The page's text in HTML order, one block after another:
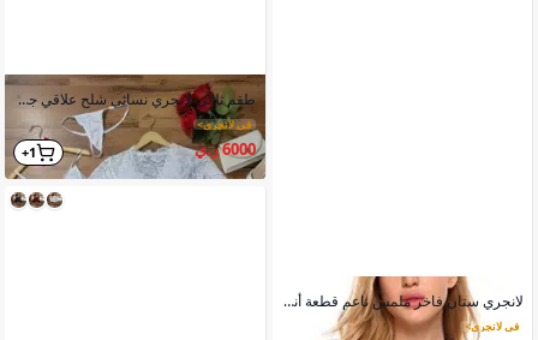
لانجري ستان فاخر ملمس ناعم قطعة أنثوية
في لانجري>
طقم ثلاثي لانجري نسائي شلح علاقي جاكيت جبير كلوت مثلث
في لانجري>
6000 ر.ي 1+